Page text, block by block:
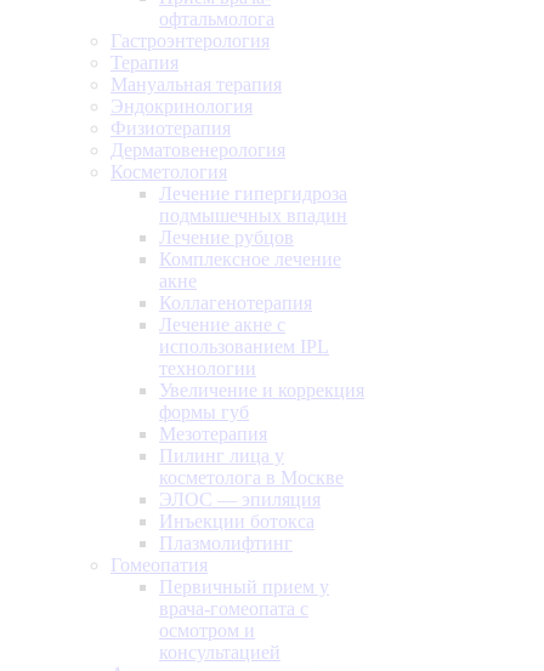
офтальмолога
Гастроэнтерология
Терапия
Мануальная терапия
Эндокринология
Физиотерапия
Дерматовенерология
Косметология
Лечение гипергидроза
подмышечных впадин
Лечение рубцов
Комплексное лечение
акне
Коллагенотерапия
Лечение акне с
использованием IPL
технологии
Увеличение и коррекция
формы губ
Мезотерапия
Пилинг лица у
косметолога в Москве
ЭЛОС — эпиляция
Инъекции ботокса
Плазмолифтинг
Гомеопатия
Первичный прием у
врача-гомеопата с
осмотром и
консультацией